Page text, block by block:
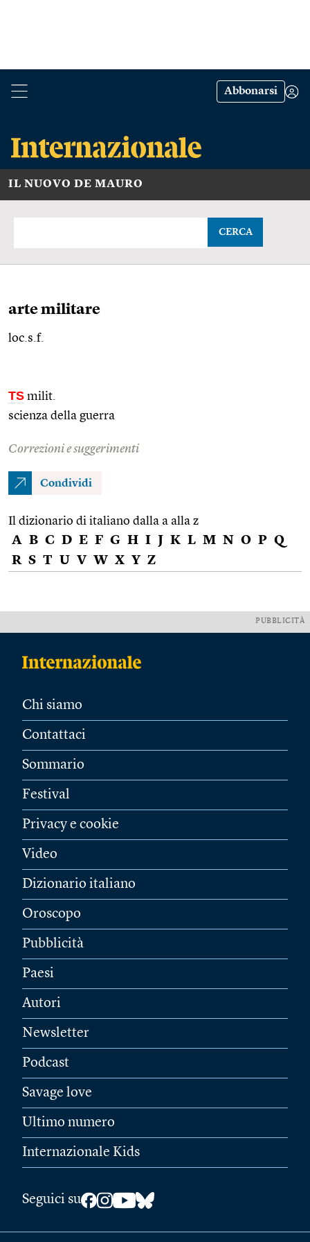
Abbonarsi
IL NUOVO DE MAURO
CERCA
arte militare
loc.s.f.
TS milit.
scienza della guerra
Correzioni e suggerimenti
Condividi
Il dizionario di italiano dalla a alla z
A B C D E F G H I J K L M N O P Q
R S T U V W X Y Z
PUBBLICITÀ
Chi siamo
Contattaci
Sommario
Festival
Privacy e cookie
Video
Dizionario italiano
Oroscopo
Pubblicità
Paesi
Autori
Newsletter
Podcast
Savage love
Ultimo numero
Internazionale Kids
Seguici su